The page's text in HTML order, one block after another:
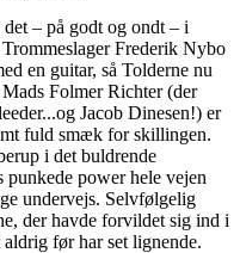
– på godt og ondt – i
Frederik Nybo
en guitar, så Tolderne nu
Folmer Richter (der
Jacob Dinesen!) er
fuld smæk for skillingen.
i det buldrende
power hele vejen
undervejs. Selvfølgelig
der havde forvildet sig ind i
før har set lignende.